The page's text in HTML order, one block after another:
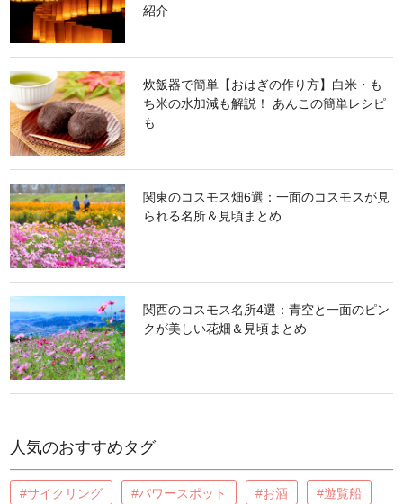
紹介
炊飯器で簡単【おはぎの作り方】白米・も
ち米の水加減も解説！ あんこの簡単レシピ
も
関東のコスモス畑6選：一面のコスモスが見
られる名所＆見頃まとめ
関西のコスモス名所4選：青空と一面のピン
クが美しい花畑＆見頃まとめ
人気のおすすめタグ
#サイクリング #パワースポット #お酒 #遊覧船